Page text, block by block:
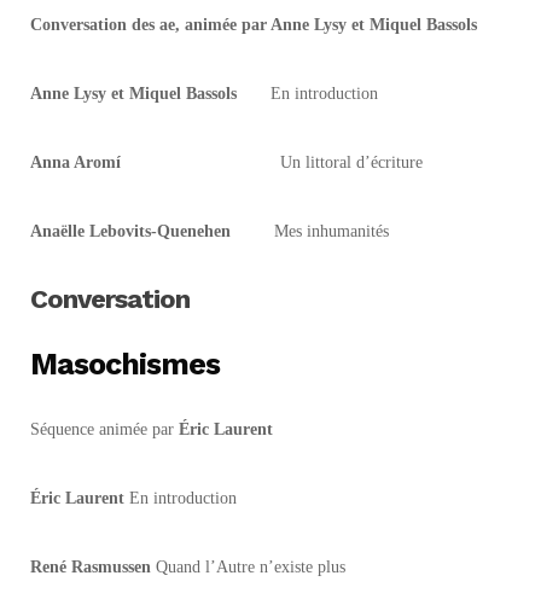
Conversation des ae, animée par Anne Lysy et Miquel Bassols
Anne Lysy et Miquel Bassols En introduction
Anna Aromí Un littoral d’écriture
Anaëlle Lebovits-Quenehen Mes inhumanités
Conversation
Masochismes
Séquence animée par Éric Laurent
Éric Laurent En introduction
René Rasmussen Quand l’Autre n’existe plus